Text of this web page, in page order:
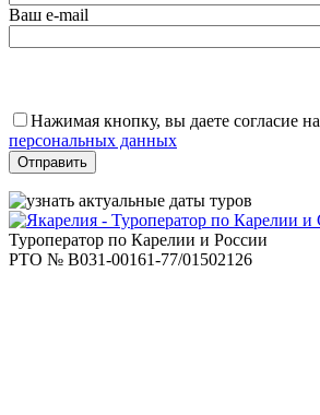
Ваш e-mail
это
поле
пустым.
Нажимая кнопку, вы даете согласие на
персональных данных
Туроператор по Карелии и России
РТО № В031-00161-77/01502126